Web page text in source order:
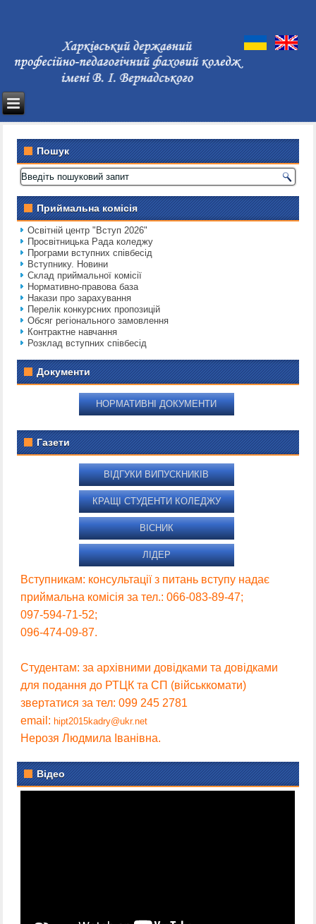
Пошук
Приймальна комісія
Освітній центр "Вступ 2026"
Просвітницька Рада коледжу
Програми вступних співбесід
Вступнику. Новини
Склад приймальної комісії
Нормативно-правова база
Накази про зарахування
Перелік конкурсних пропозицій
Обсяг регіонального замовлення
Контрактне навчання
Розклад вступних співбесід
Документи
НОРМАТИВНІ ДОКУМЕНТИ
Газети
ВІДГУКИ ВИПУСКНИКІВ
КРАЩІ СТУДЕНТИ КОЛЕДЖУ
ВІСНИК
ЛІДЕР
Вступникам: консультації з питань вступу надає
приймальна комісія за тел.: 066-083-89-47;
097-594-71-52;
096-474-09-87.
Студентам: за архівними довідками та довідками
для подання до РТЦК та СП (військкомати)
звертатися за тел: 099 245 2781
email:hipt2015kadry@ukr.net
Нерозя Людмила Іванівна.
Відео